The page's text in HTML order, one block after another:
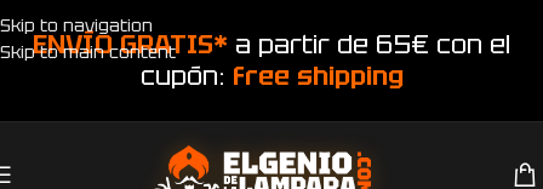
Skip to navigation
Skip to main content
ENVÍO GRATIS* a partir de 65€ con el
cupón: free shipping